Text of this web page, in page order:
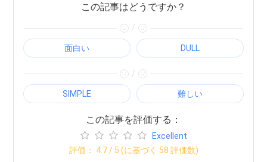
この記事はどうですか？
/
面白い DULL
/
SIMPLE 難しい
この記事を評価する：
Excellent
評価： 4.7/ 5 (に基づく 58 評価数)